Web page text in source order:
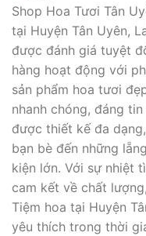
Shop Hoa Tươi Tân
tại Huyện Tân Uyên,
được đánh giá tuyệt
hàng hoạt động với
sản phẩm hoa tươi
nhanh chóng, đáng
được thiết kế đa
bạn bè đến những
kiện lớn. Với sự nhiệt
cam kết về chất
Tiệm hoa tại Huyện
yêu thích trong thời